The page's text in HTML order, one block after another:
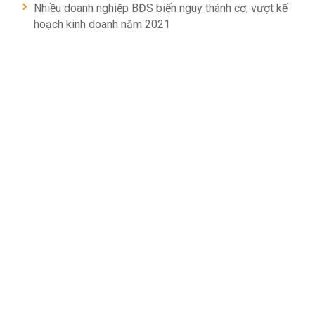
Nhiều doanh nghiệp BĐS biến nguy thành cơ, vượt kế
hoạch kinh doanh năm 2021